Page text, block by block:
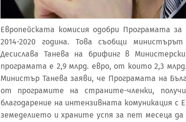
Европейската комисия одобри Програмата
2014-2020 година. Това съобщи
Десислава Танева на брифинг в
програмата е 2,9 млрд. евро, от които 2,3
Министър Танева заяви, че Програмата на
от програмите на страните-членки,
благодарение на интензивната комуникация
земеделието и храните успя за пет месеца